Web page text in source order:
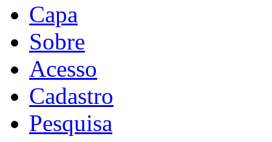
Capa
Sobre
Acesso
Cadastro
Pesquisa